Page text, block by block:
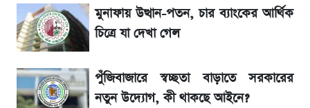
শেয়ার বিজকে লিগ্যাল নোটিশ পাঠাল রবি, শুরু নতুন
বিতর্ক
মুনাফায় উত্থান-পতন, চার ব্যাংকের আর্থিক
চিত্রে যা দেখা গেল
পুঁজিবাজারে স্বচ্ছতা বাড়াতে সরকারের
নতুন উদ্যোগ, কী থাকছে আইনে?